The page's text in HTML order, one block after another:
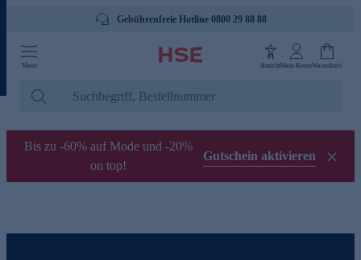
Gebührenfreie Hotline 0800 29 88 88
Menü AnsichtMein KontoWarenkorb
Bis zu -60% auf Mode und -20%
on top!
Gutschein aktivieren